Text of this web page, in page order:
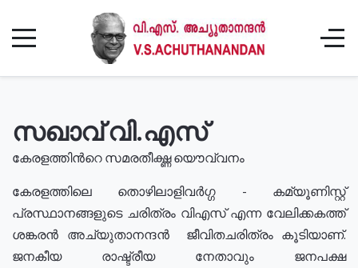
സഖാവ് വി.എസ്
കേരളത്തിൻറെ സമരതീക്ഷ്ണ യൌവ്വനം
കേരളത്തിലെ തൊഴിലാളിവർഗ്ഗ - കമ്യൂണിസ്റ്റ്
പ്രസ്ഥാനങ്ങളുടെ ചരിത്രം വിഎസ് എന്ന വേലിക്കകത്ത്
ശങ്കരൻ അച്യുതാനന്ദൻ ജീവിതചരിത്രം കൂടിയാണ്.
ജനകീയ രാഷ്ട്രീയ നേതാവും ജനപക്ഷ